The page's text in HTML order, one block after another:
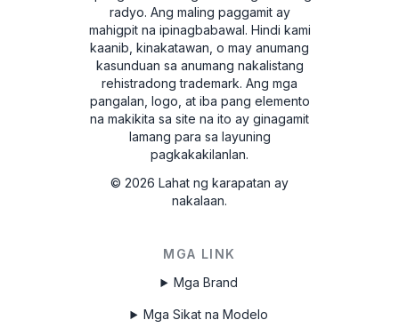
radyo. Ang maling paggamit ay
mahigpit na ipinagbabawal. Hindi kami
kaanib, kinakatawan, o may anumang
kasunduan sa anumang nakalistang
rehistradong trademark. Ang mga
pangalan, logo, at iba pang elemento
na makikita sa site na ito ay ginagamit
lamang para sa layuning
pagkakakilanlan.
© 2026 Lahat ng karapatan ay
nakalaan.
MGA LINK
Mga Brand
Mga Sikat na Modelo